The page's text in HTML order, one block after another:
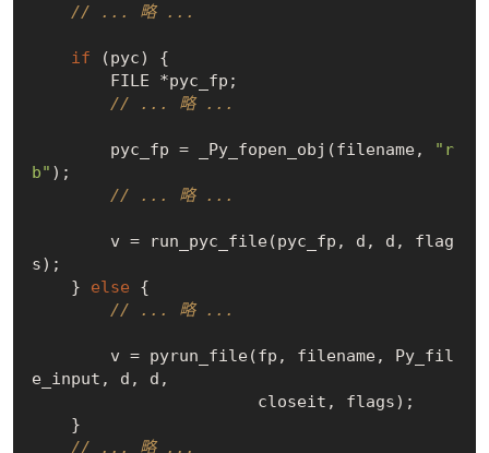
// ... 略 ...
if (pyc) {
// ... 略 ...
        pyc_fp = _Py_fopen_obj(filename,
"r
b" );
// ... 略 ...
s);
    }
else {
// ... 略 ...
e_input, d, d,
// ... 略 ...